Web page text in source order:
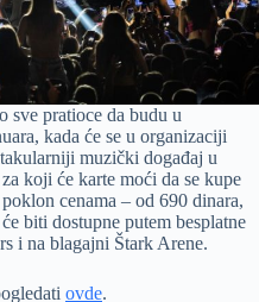
sve pratioce da budu u
kada će se u organizaciji
muzički događaj u
koji će karte moći da se kupe
cenama – od 690 dinara,
biti dostupne putem besplatne
i na blagajni Štark Arene.
ovde.